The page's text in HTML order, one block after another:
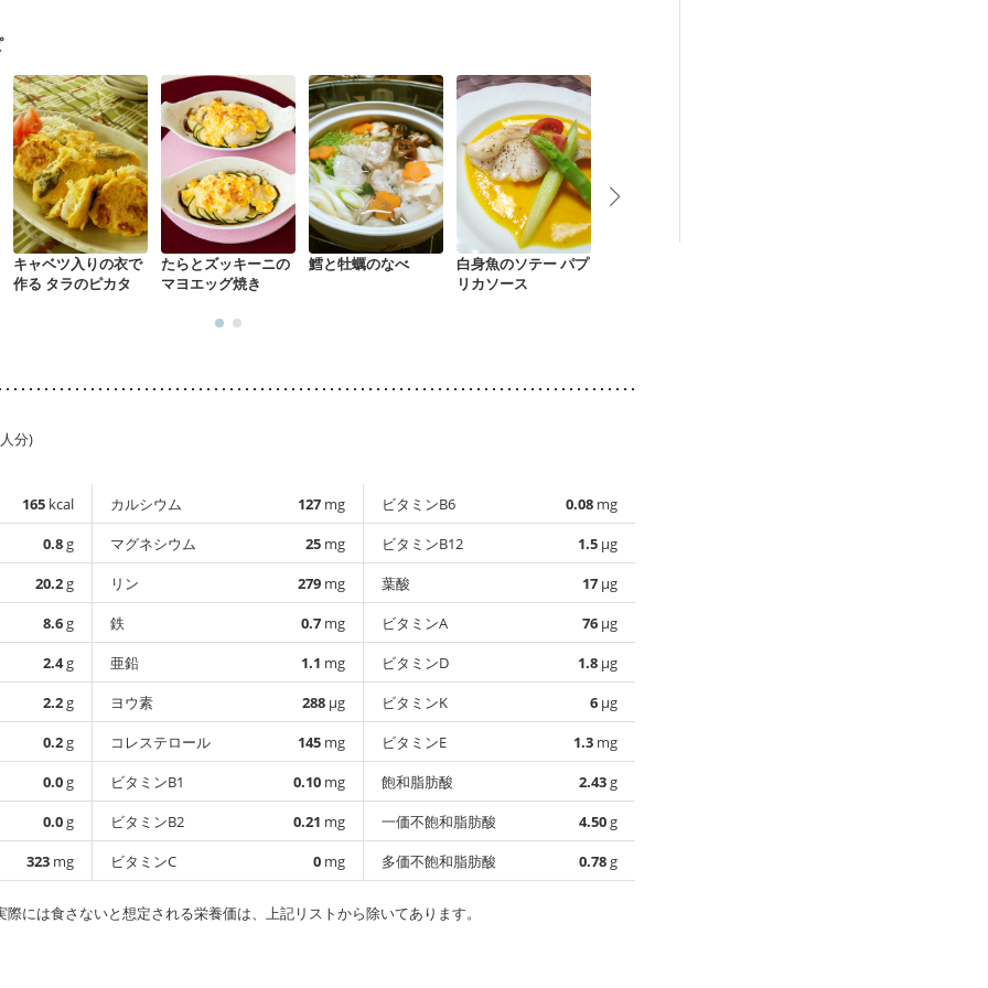
体作り）
キャベツ入りの衣で
作る タラのピカタ
たらとズッキーニの
マヨエッグ焼き
鱈と牡蠣のなべ
白身魚のソテー パプ
リカソース
分)
165 kcal
0.8g
20.2g
8.6g
2.4g
2.2g
0.2g
0.0g
0.0g
323 mg
カルシウム 127 mg
マグネシウム
25 mg
リン
279 mg
鉄
0.7 mg
亜鉛
1.1 mg
ヨウ素
288 µg
コレステロール
145 mg
ビタミンB1
0.10 mg
ビタミンB2
0.21 mg
ビタミンC
0 mg
ビタミンB6 0.08 mg
ビタミンB12
1.5 µg
葉酸
17 µg
ビタミンA
76 µg
ビタミンD
1.8 µg
ビタミンK
6 µg
ビタミンE
1.3 mg
飽和脂肪酸
2.43g
一価不飽和脂肪酸
4.50g
多価不飽和脂肪酸
0.78g
には食さないと想定される栄養価は、上記リストから除いてあります。